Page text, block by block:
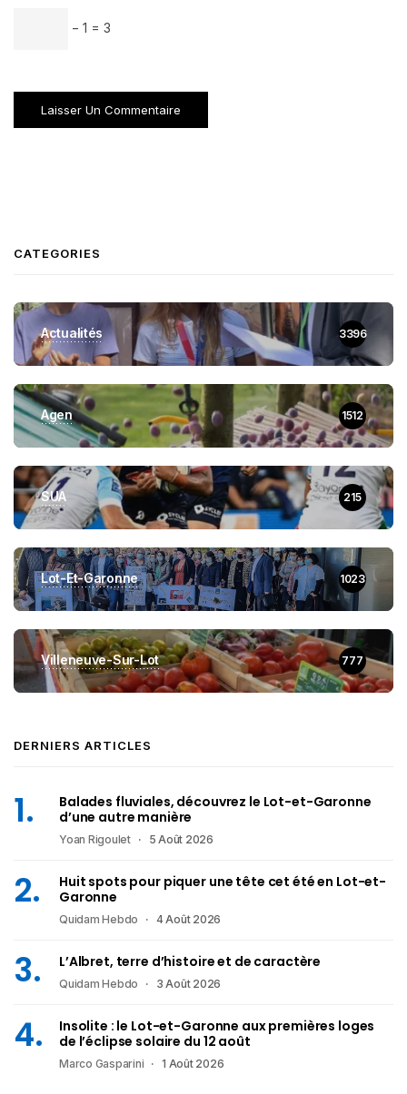
− 1 = 3
CATEGORIES
Actualités 3396
Agen 1512
SUA 215
Lot-Et-Garonne 1023
Villeneuve-Sur-Lot 777
DERNIERS ARTICLES
Balades fluviales, découvrez le Lot-et-Garonne
d’une autre manière
Yoan Rigoulet 5 Août 2026
Huit spots pour piquer une tête cet été en Lot-et-
Garonne
Quidam Hebdo 4 Août 2026
L’Albret, terre d’histoire et de caractère
Quidam Hebdo 3 Août 2026
Insolite : le Lot-et-Garonne aux premières loges
de l’éclipse solaire du 12 août
Marco Gasparini 1 Août 2026